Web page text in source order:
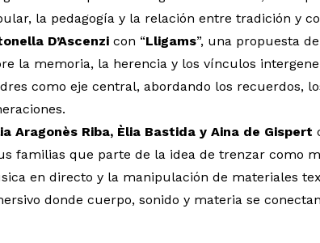
la pedagogía y la relación entre tradición y
D’Ascenzi con “Lligams”, una propuesta
la memoria, la herencia y los vínculos
como eje central, abordando los recuerdos,
Aragonès Riba, Èlia Bastida y Aina de Gispert
familias que parte de la idea de trenzar como
en directo y la manipulación de materiales
donde cuerpo, sonido y materia se